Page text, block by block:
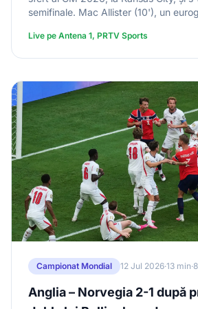
semifinale. Mac Allister (10'), un
campioana mondială, Ndoye (67')
Anglia, pe 15 iulie.
Live pe Antena 1, PRTV Sports
Campionat Mondial 12 Jul 2026·13 min·
Anglia – Norvegia 2-1 după